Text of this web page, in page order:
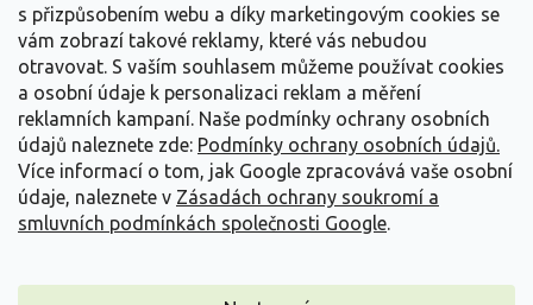
s přizpůsobením webu a díky marketingovým cookies se
vám zobrazí takové reklamy, které vás nebudou
otravovat. S vaším souhlasem můžeme používat cookies
a osobní údaje k personalizaci reklam a měření
reklamních kampaní. Naše podmínky ochrany osobních
údajů naleznete zde: Podmínky ochrany osobních údajů.
Více informací o tom, jak Google zpracovává vaše osobní
údaje, naleznete v Zásadách ochrany soukromí a
smluvních podmínkách společnosti Google.
Kontakujte nás
Vytvořil Shoptet